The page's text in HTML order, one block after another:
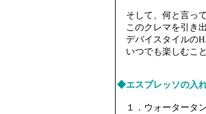
そして、何と言っ
このクレマを引き出
デバイスタイルの
いつでも楽しむこ
◆エスプレッソの入
１．ウォータータ